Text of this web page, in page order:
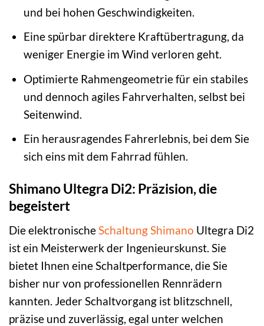
und bei hohen Geschwindigkeiten.
Eine spürbar direktere Kraftübertragung, da
weniger Energie im Wind verloren geht.
Optimierte Rahmengeometrie für ein stabiles
und dennoch agiles Fahrverhalten, selbst bei
Seitenwind.
Ein herausragendes Fahrerlebnis, bei dem Sie
sich eins mit dem Fahrrad fühlen.
Shimano Ultegra Di2: Präzision, die
begeistert
Die elektronischeSchaltungShimano Ultegra Di2
ist ein Meisterwerk der Ingenieurskunst. Sie
bietet Ihnen eine Schaltperformance, die Sie
bisher nur von professionellen Rennrädern
kannten. Jeder Schaltvorgang ist blitzschnell,
präzise und zuverlässig, egal unter welchen